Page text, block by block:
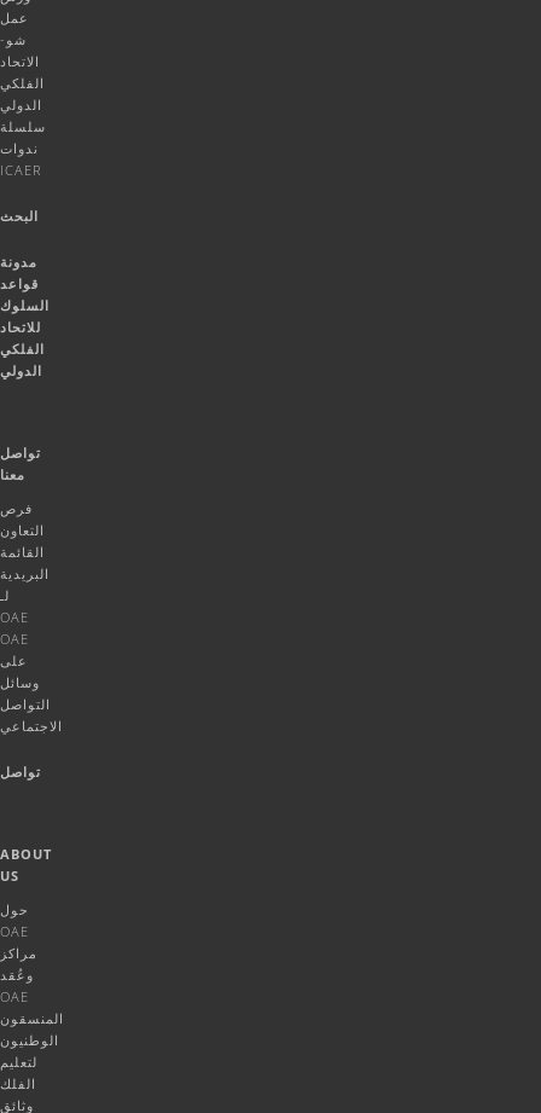
عمل
شو-
الاتحاد
الفلكي
الدولي
سلسلة
ندوات
ICAER
البحث
مدونة
قواعد
السلوك
للاتحاد
الفلكي
الدولي
تواصل
معنا
فرص
التعاون
القائمة
البريدية
لـ
OAE
OAE
على
وسائل
التواصل
الاجتماعي
تواصل
ABOUT
US
حول
OAE
مراكز
وعُقد
OAE
المنسقون
الوطنيون
لتعليم
الفلك
وثائق